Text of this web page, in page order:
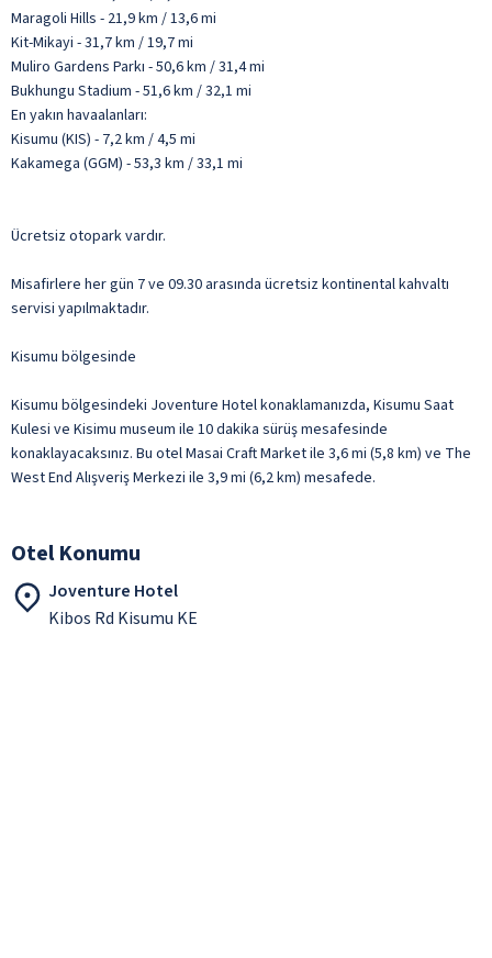
Maragoli Hills - 21,9 km / 13,6 mi
Kit-Mikayi - 31,7 km / 19,7 mi
Muliro Gardens Parkı - 50,6 km / 31,4 mi
Bukhungu Stadium - 51,6 km / 32,1 mi
En yakın havaalanları:
Kisumu (KIS) - 7,2 km / 4,5 mi
Kakamega (GGM) - 53,3 km / 33,1 mi
Ücretsiz otopark vardır.
Misafirlere her gün 7 ve 09.30 arasında ücretsiz kontinental kahvaltı
servisi yapılmaktadır.
Kisumu bölgesinde
Kisumu bölgesindeki Joventure Hotel konaklamanızda, Kisumu Saat
Kulesi ve Kisimu museum ile 10 dakika sürüş mesafesinde
konaklayacaksınız. Bu otel Masai Craft Market ile 3,6 mi (5,8 km) ve The
West End Alışveriş Merkezi ile 3,9 mi (6,2 km) mesafede.
Otel Konumu
Joventure Hotel
Kibos Rd Kisumu KE